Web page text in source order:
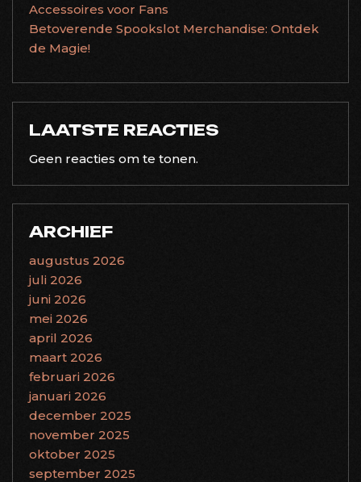
Accessoires voor Fans
Betoverende Spookslot Merchandise: Ontdek
de Magie!
LAATSTE REACTIES
Geen reacties om te tonen.
ARCHIEF
augustus 2026
juli 2026
juni 2026
mei 2026
april 2026
maart 2026
februari 2026
januari 2026
december 2025
november 2025
oktober 2025
september 2025